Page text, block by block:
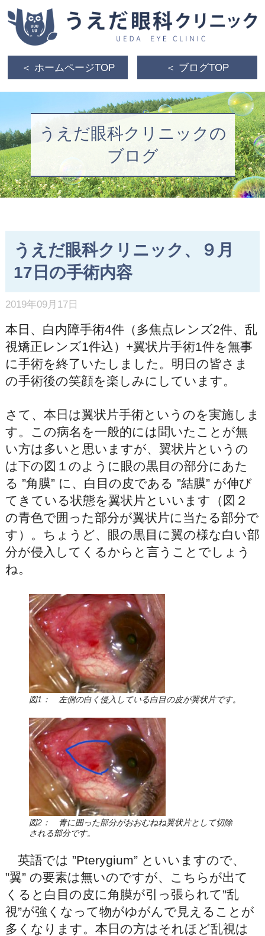
＜ ホームページTOP ＜ ブログTOP
うえだ眼科クリニックの
ブログ
うえだ眼科クリニック、９月
17日の手術内容
2019年09月17日
本日、白内障手術4件（多焦点レンズ2件、乱
視矯正レンズ1件込）+翼状片手術1件を無事
に手術を終了いたしました。明日の皆さま
の手術後の笑顔を楽しみにしています。
さて、本日は翼状片手術というのを実施しま
す。この病名を一般的には聞いたことが無
い方は多いと思いますが、翼状片というの
は下の図１のように眼の黒目の部分にあた
る ”角膜” に、白目の皮である ”結膜” が伸び
てきている状態を翼状片といいます（図２
の青色で囲った部分が翼状片に当たる部分で
す）。ちょうど、眼の黒目に翼の様な白い部
分が侵入してくるからと言うことでしょう
ね。
図1： 左側の白く侵入している白目の皮が翼状片です。
図2： 青に囲った部分がおおむねね翼状片として切除
される部分です。
英語では ”Pterygium” といいますので、
”翼” の要素は無いのですが、こちらが出て
くると白目の皮に角膜が引っ張られて”乱
視”が強くなって物がゆがんで見えることが
多くなります。本日の方はそれほど乱視は